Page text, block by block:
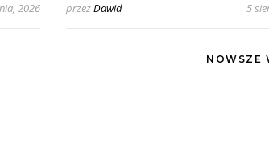
2026 przezDawid 5
NOWSZE